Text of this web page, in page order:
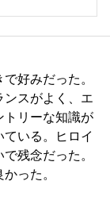
好みだった。
ンスがよく、エ
トリーな知識が
いる。ヒロイ
残念だった。
った。